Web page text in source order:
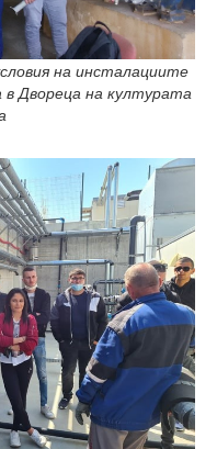
на инсталациите
Двореца на културата